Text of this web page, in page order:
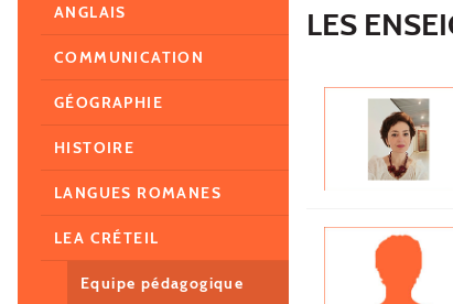
LES
ANGLAIS
COMMUNICATION
GÉOGRAPHIE
HISTOIRE
LANGUES ROMANES
LEA CRÉTEIL
Equipe pédagogique